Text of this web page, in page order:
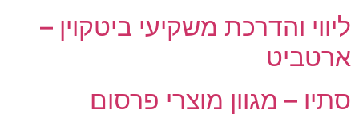
ליווי והדרכת משקיעי ביטקוין –
ארטביט
סתיו – מגוון מוצרי פרסום